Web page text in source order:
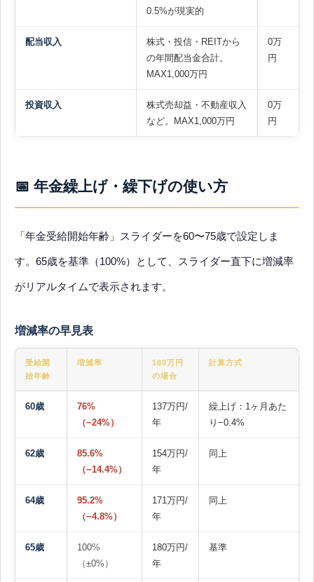
0.5%が現実的
配当収入
株式・投信・REITから
の年間配当金合計。
MAX1,000万円
0万
円
投資収入
株式売却益・不動産収入
など。MAX1,000万円
0万
円
📅 年金繰上げ・繰下げの使い方
「年金受給開始年齢」スライダーを60〜75歳で設定しま
す。65歳を基準（100%）として、スライダー直下に増減率
がリアルタイムで表示されます。
増減率の早見表
受給開
始年齢
増減率
180万円
の場合
計算方式
60歳
76%
（−24%）
137万円/
年
繰上げ：1ヶ月あた
り−0.4%
62歳
85.6%
（−14.4%）
154万円/
年
同上
64歳
95.2%
（−4.8%）
171万円/
年
同上
65歳
100%
（±0%）
180万円/
年
基準